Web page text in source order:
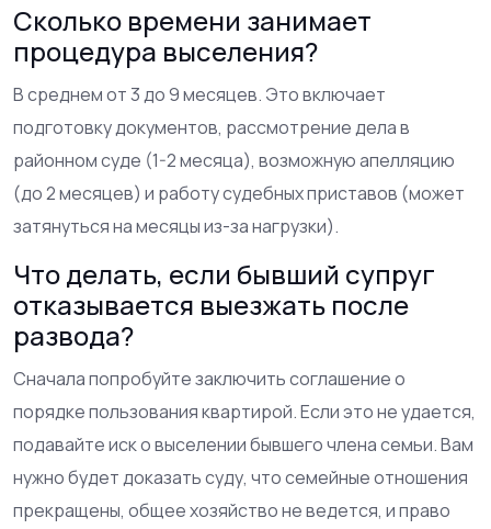
Сколько времени занимает
процедура выселения?
В среднем от 3 до 9 месяцев. Это включает
подготовку документов, рассмотрение дела в
районном суде (1-2 месяца), возможную апелляцию
(до 2 месяцев) и работу судебных приставов (может
затянуться на месяцы из-за нагрузки).
Что делать, если бывший супруг
отказывается выезжать после
развода?
Сначала попробуйте заключить соглашение о
порядке пользования квартирой. Если это не удается,
подавайте иск о выселении бывшего члена семьи. Вам
нужно будет доказать суду, что семейные отношения
прекращены, общее хозяйство не ведется, и право